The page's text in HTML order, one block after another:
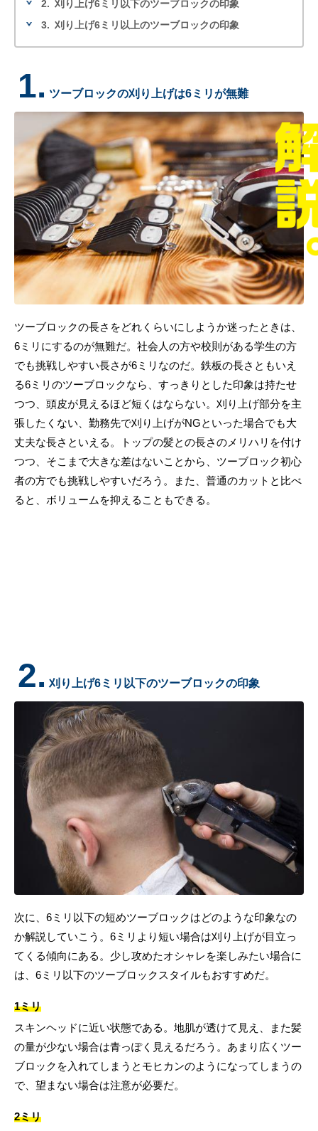
2. 刈り上げ6ミリ以下のツーブロックの印象
3. 刈り上げ6ミリ以上のツーブロックの印象
1. ツーブロックの刈り上げは6ミリが無難
ツーブロックの長さをどれくらいにしようか迷ったときは、
6ミリにするのが無難だ。社会人の方や校則がある学生の方
でも挑戦しやすい長さが6ミリなのだ。鉄板の長さともいえ
る6ミリのツーブロックなら、すっきりとした印象は持たせ
つつ、頭皮が見えるほど短くはならない。刈り上げ部分を主
張したくない、勤務先で刈り上げがNGといった場合でも大
丈夫な長さといえる。トップの髪との長さのメリハリを付け
つつ、そこまで大きな差はないことから、ツーブロック初心
者の方でも挑戦しやすいだろう。また、普通のカットと比べ
ると、ボリュームを抑えることもできる。
2. 刈り上げ6ミリ以下のツーブロックの印象
次に、6ミリ以下の短めツーブロックはどのような印象なの
か解説していこう。6ミリより短い場合は刈り上げが目立っ
てくる傾向にある。少し攻めたオシャレを楽しみたい場合に
は、6ミリ以下のツーブロックスタイルもおすすめだ。
1ミリ
スキンヘッドに近い状態である。地肌が透けて見え、また髪
の量が少ない場合は青っぽく見えるだろう。あまり広くツー
ブロックを入れてしまうとモヒカンのようになってしまうの
で、望まない場合は注意が必要だ。
2ミリ